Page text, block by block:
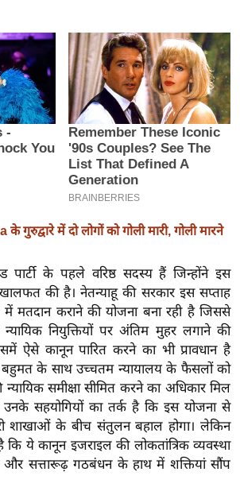
गुरुद्वारे में दो लोगों को गोली मारी, गोली मारने
पार्टी के पहले वरिष्ठ सदस्य हैं जिन्होंने इस
की है। नेतन्याहू की सरकार इस सप्ताह
मतदान कराने की योजना बना रही है जिससे
नियुक्तियों पर अंतिम मुहर लगाने की
ऐसे कानून पारित करने का भी प्रावधान है
के साथ उच्चतम न्यायालय के फैसलों को
समीक्षा सीमित करने का अधिकार मिल
उनके सहयोगियों का तर्क है कि इस योजना से
शाखाओं के बीच संतुलन बहाल होगा। लेकिन
ये कानून इजराइल की लोकतांत्रिक व्यवस्था
सत्तारूढ़ गठबंधन के हाथ में शक्तियां सौंप